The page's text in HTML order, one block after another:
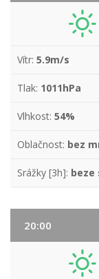
Vítr: 5.9m/s
Tlak: 1011hPa
Vlhkost: 54%
Oblačnost: bez
Srážky [3h]: beze
20:00